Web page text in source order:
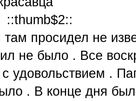
::thumb$2::
там просидел не
не было . Все
удовольствием .
. В конце дня